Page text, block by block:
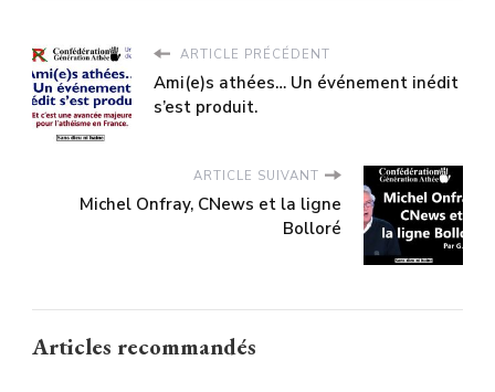
ARTICLE PRÉCÉDENT
Ami(e)s athées… Un événement inédit
s’est produit.
ARTICLE SUIVANT
Michel Onfray, CNews et la ligne
Bolloré
Articles recommandés